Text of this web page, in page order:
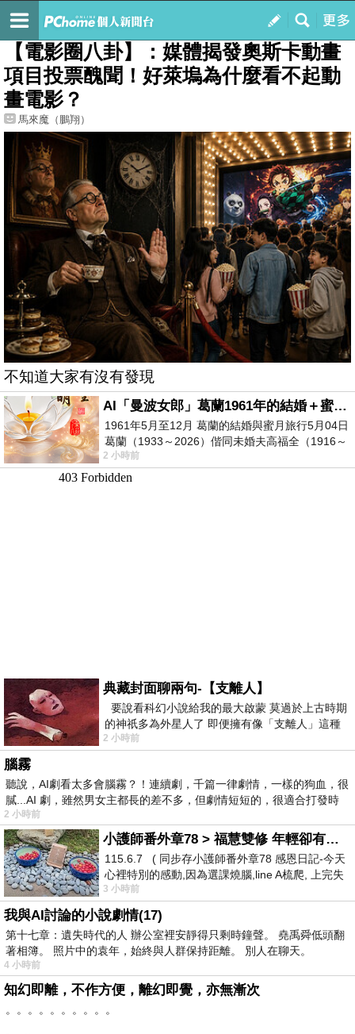
我的
最新文章
【電影圈八卦】：媒體揭發奧斯卡動畫
項目投票醜聞！好萊塢為什麼看不起動
畫電影？
馬來魔（鵬翔）
不知道大家有沒有發現
AI「曼波女郎」葛蘭1961年的結婚＋蜜月旅行 #戀上老電影 #葛蘭 #粟子
1961年5月至12月 葛蘭的結婚與蜜月旅行5月04日
葛蘭（1933～2026）偕同未婚夫高福全（1916～
2004）乘郵輪赴倫敦6月15日於英國倫敦St.S
2 小時前
典藏封面聊兩句-【支離人】
要說看科幻小說給我的最大啟蒙 莫過於上古時期
的神祇多為外星人了 即便擁有像「支離人」這種
驚世駭俗的神通法門 也未必讀
2 小時前
腦霧
聽說，AI劇看太多會腦霧？！連續劇，千篇一律劇情，一樣的狗血，很
膩...AI 劇，雖然男女主都長的差不多，但劇情短短的，很適合打發時
2 小時前
小護師番外章78 > 福慧雙修 年輕卻有個老靈魂 ㄑ金剛經〉podcast
115.6.7 ( 同步存小護師番外章78 感恩日記-今天
心裡特別的感動,因為選課燒腦,line A梳爬, 上完失
智課的她,特來傾
3 小時前
我與AI討論的小說劇情(17)
第十七章：遺失時代的人 辦公室裡安靜得只剩時鐘聲。 堯禹舜低頭翻
著相簿。 照片中的袁年，始終與人群保持距離。 別人在聊天。
4 小時前
知幻即離，不作方便，離幻即覺，亦無漸次
。。。。。。。。。。